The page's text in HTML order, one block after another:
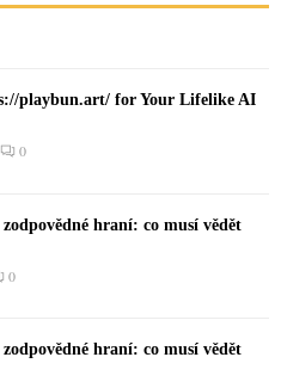
C
playbun.art/ for Your Lifelike AI
0
hraní: co musí vědět
0
hraní: co musí vědět